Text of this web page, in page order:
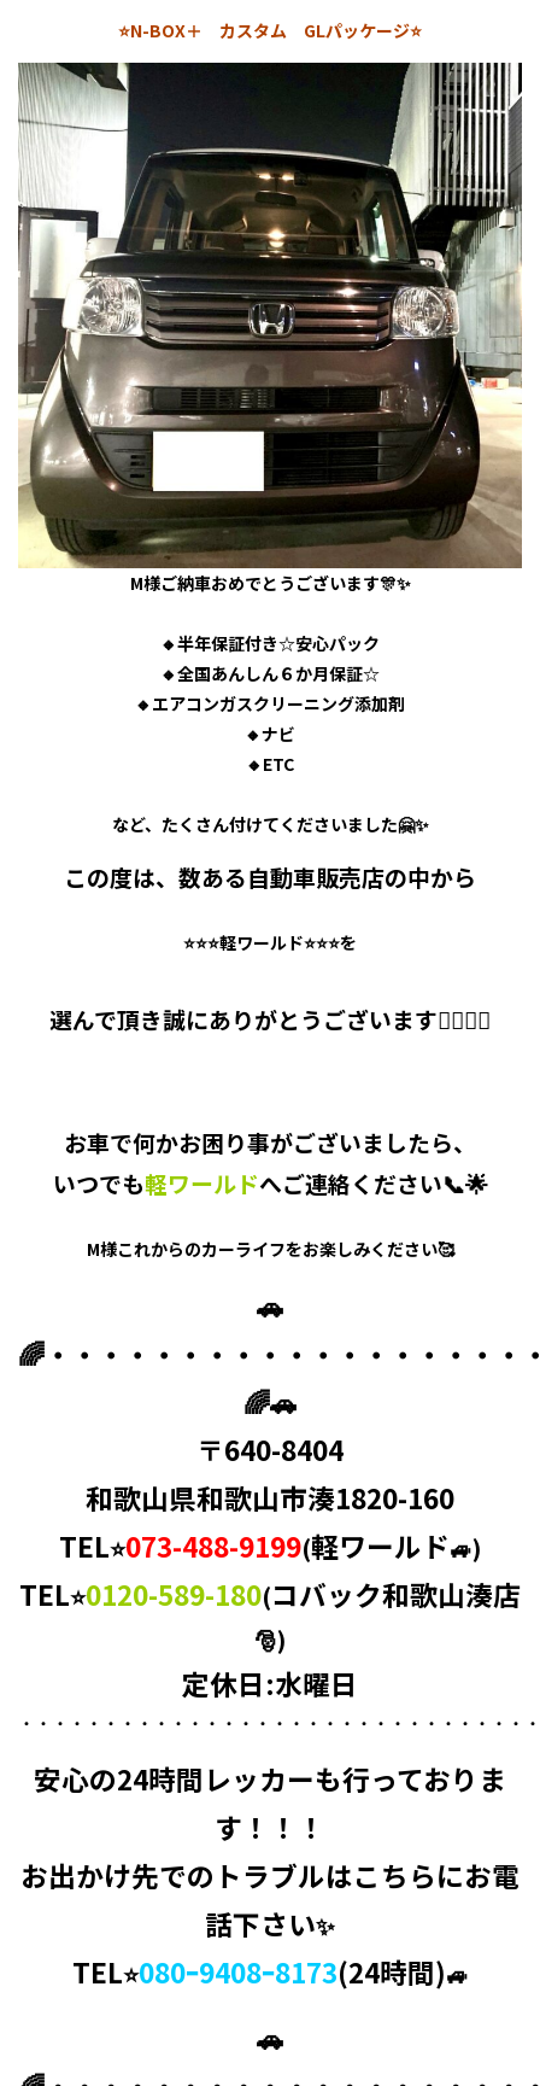
⭐N-BOX＋ カスタム GLパッケージ⭐
M様ご納車おめでとうございます🎊✨
🔸半年保証付き☆安心パック
🔸全国あんしん６か月保証☆
🔸エアコンガスクリーニング添加剤
🔸ナビ
🔸ETC
など、たくさん付けてくださいました🤗✨
この度は、数ある自動車販売店の中から
⭐⭐⭐軽ワールド⭐⭐⭐を
選んで頂き誠にありがとうございます🙇‍♂️🙇‍♀️
お車で何かお困り事がございましたら、
いつでも軽ワールドへご連絡ください📞🌟
M様これからのカーライフをお楽しみください🥰
🚗
🌈・・・・・・・・・・・・・・・・・・
🌈🚗
〒640-8404
和歌山県和歌山市湊1820-160
TEL⭐073-488-9199(軽ワールド🚙)
TEL⭐0120-589-180(コバック和歌山湊店
🎅)
定休日:水曜日
・・・・・・・・・・・・・・・・・・・・・・・・・・・・・・・
安心の24時間レッカーも行っておりま
す！！！
お出かけ先でのトラブルはこちらにお電
話下さい✨
TEL⭐080ｰ9408ｰ8173(24時間)🚙
🚗